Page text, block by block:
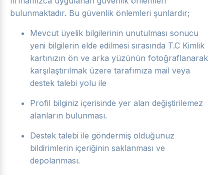
bulunmaktadır. Bu güvenlik önlemleri şunlardır;
Mevcut üyelik bilgilerinin unutulması sonucu
yeni bilgilerin elde edilmesi sırasında T.C Kimlik
kartınızın ön ve arka yüzünün fotoğraflanarak
karşılaştırılmak üzere tarafımıza mail veya
destek talebi yolu ile
Profil bilginiz içerisinde yer alan değiştirilemez
alanların bulunması.
Destek talebi ile göndermiş olduğunuz
bildirimlerin içeriğinin saklanması ve
depolanması.